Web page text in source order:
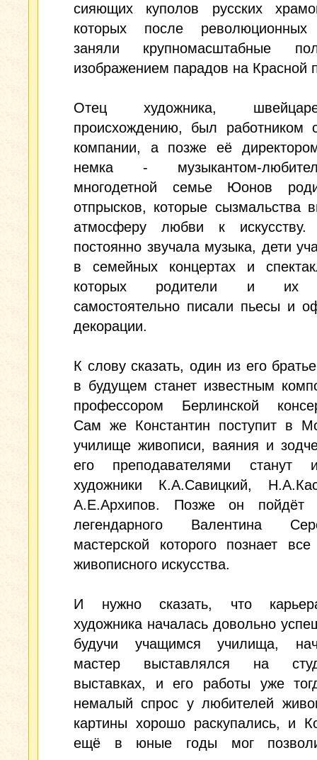
сияющих куполов русских
которых после революционных
заняли крупномасштабные
изображением парадов на Красной
Отец художника,
происхождению, был работником
компании, а позже её
немка - музыкантом-
многодетной семье Юонов
отпрысков, которые сызмальства
атмосферу любви к
постоянно звучала музыка, дети
в семейных концертах и
которых родители и их
самостоятельно писали пьесы и
декорации.
К слову сказать, один из его
в будущем станет известным
профессором Берлинской
Сам же Константин поступит в
училище живописи, ваяния и
его преподавателями станут
художники К.А.Савицкий,
А.Е.Архипов. Позже он пойдёт
легендарного Валентина
мастерской которого познает все
живописного искусства.
И нужно сказать, что
художника началась довольно
будучи учащимся училища,
мастер выставлялся на
выставках, и его работы уже
немалый спрос у любителей
картины хорошо раскупались, и
ещё в юные годы мог